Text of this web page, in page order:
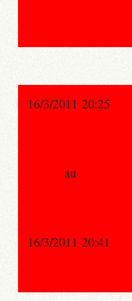
16/3/2011 20:25
au
16/3/2011 20:41